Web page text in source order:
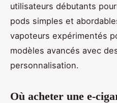
utilisateurs débutants
pods simples et
vapoteurs expérimentés
modèles avancés avec
personnalisation.
Où acheter une e-